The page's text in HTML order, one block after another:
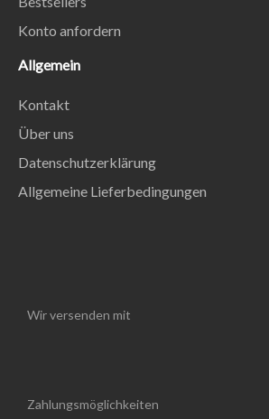
Konto anfordern
Allgemein
Kontakt
Über uns
Datenschutzerklärung
Allgemeine Lieferbedingungen
Wir versenden mit
Zahlungsmöglichkeiten